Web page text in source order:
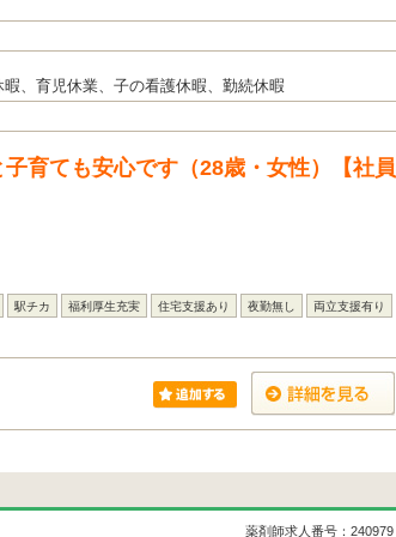
、育児休業、子の看護休暇、勤続休暇
育ても安心です（28歳・女性）【社員
駅チカ 福利厚生充実 住宅支援あり 夜勤無し 両立支援有り
薬剤師求人番号：240979